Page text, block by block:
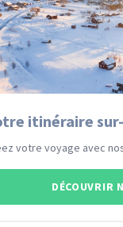
itinéraire
votre voyage avec
DÉCOUVRIR